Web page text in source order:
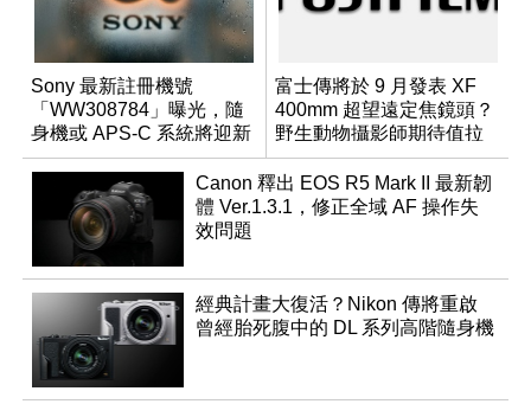
Sony 最新註冊機號
「WW308784」曝光，隨
身機或 APS-C 系統將迎新
成員？
富士傳將於 9 月發表 XF
400mm 超望遠定焦鏡頭？
野生動物攝影師期待值拉
滿
Canon 釋出 EOS R5 Mark II 最新韌
體 Ver.1.3.1，修正全域 AF 操作失
效問題
經典計畫大復活？Nikon 傳將重啟
曾經胎死腹中的 DL 系列高階隨身機